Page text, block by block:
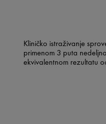
Kliničko istraživanje
primenom 3 puta
ekvivalentnom rezultatu